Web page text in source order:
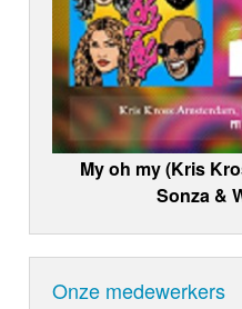
My oh my (Kris
Sonza &
Onze medewerkers